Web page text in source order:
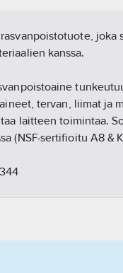
joka
kanssa.
tervan, liimat ja
laitteen toimintaa.
(NSF-sertifioitu A8 &